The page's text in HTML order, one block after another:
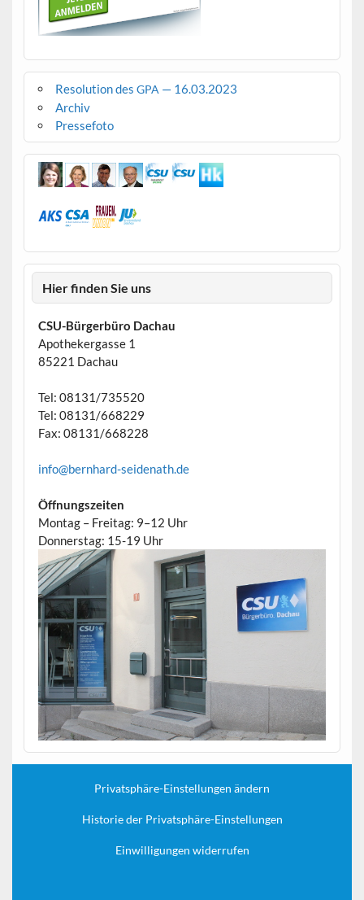
Resolution des GPA — 16.03.2023
Archiv
Pressefoto
Hier finden Sie uns
CSU-Bürgerbüro Dachau
Apothekergasse 1
85221 Dachau
Tel: 08131/735520
Tel: 08131/668229
Fax: 08131/668228
info@bernhard-seidenath.de
Öffnungszeiten
Montag – Freitag: 9–12 Uhr
Donnerstag: 15-19 Uhr
Privatsphäre-Einstellungen ändern
Historie der Privatsphäre-Einstellungen
Einwilligungen widerrufen